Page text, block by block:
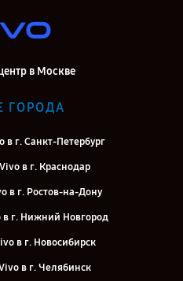
в Москве
ГОРОДА
в г. Санкт-Петербург
в г. Краснодар
в г. Ростов-на-Дону
в г. Нижний Новгород
в г. Новосибирск
в г. Челябинск